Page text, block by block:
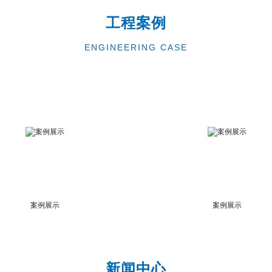
工程案例
ENGINEERING CASE
案例展示 案例展示
新闻中心